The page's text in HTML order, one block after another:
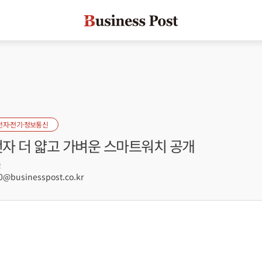
자·전기·정보통신
더 얇고 가벼운 스마트워치 공개